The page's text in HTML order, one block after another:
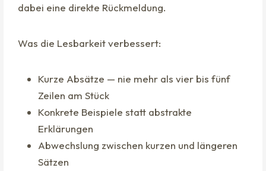
dabei eine direkte Rückmeldung.
Was die Lesbarkeit verbessert:
Kurze Absätze — nie mehr als vier bis fünf
Zeilen am Stück
Konkrete Beispiele statt abstrakte
Erklärungen
Abwechslung zwischen kurzen und längeren
Sätzen